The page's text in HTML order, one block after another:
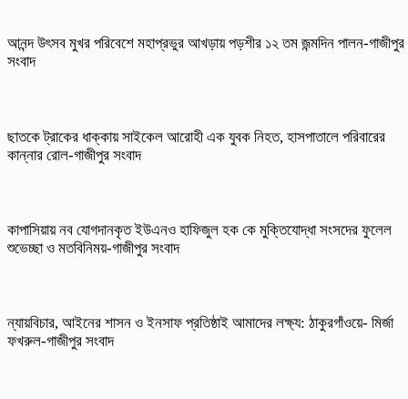
আনন্দ উৎসব মুখর পরিবেশে মহাপ্রভুর আখড়ায় পড়শীর ১২ তম জন্মদিন পালন-গাজীপুর
সংবাদ
ছাতকে ট্রাকের ধাক্কায় সাইকেল আরোহী এক যুবক নিহত, হাসপাতালে পরিবারের
কান্নার রোল-গাজীপুর সংবাদ
কাপাসিয়ায় নব যোগদানকৃত ইউএনও হাফিজুল হক কে মুক্তিযোদ্ধা সংসদের ফুলেল
শুভেচ্ছা ও মতবিনিময়-গাজীপুর সংবাদ
ন্যায়বিচার, আইনের শাসন ও ইনসাফ প্রতিষ্ঠাই আমাদের লক্ষ্য: ঠাকুরগাঁওয়ে- মির্জা
ফখরুল-গাজীপুর সংবাদ